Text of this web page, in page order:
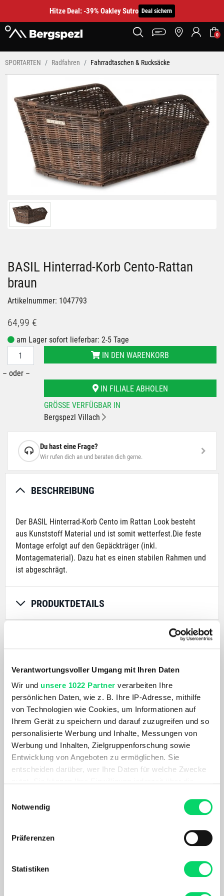
Verantwortungsvoller Umgang mit Ihren Daten
Wir und unsere 1022 Partner verarbeiten Ihre
persönlichen Daten, wie z. B. Ihre IP-Adresse, mithilfe
von Technologien wie Cookies, um Informationen auf
Ihrem Gerät zu speichern und darauf zuzugreifen und so
personalisierte Werbung und Inhalte, Messungen von
Werbung und Inhalten, Zielgruppenforschung sowie
Entwicklung von Angeboten zu ermöglichen. Sie
entscheiden darüber, wer Ihre Daten für welche Zwecke
Trigger Symbol ändern oder widerrufen
Informationen über Ihre geografische Lage
können
bestimmten Merkmalen (Fingerprinting) identifizieren
Notwendig
Präferenzen
Statistiken
Hitze Deal: -39% Oakley Sutro Deal sichern
0
SPORTARTEN Radfahren Fahrradtaschen & Rucksäcke
BASIL Hinterrad-Korb Cento-Rattan
braun
Artikelnummer: 1047793
64,99 €
am Lager sofort lieferbar: 2-5 Tage
IN DEN WARENKORB
– oder –
IN FILIALE ABHOLEN
GRÖSSE VERFÜGBAR IN
Bergspezl Villach
Du hast eine Frage?
Wir rufen dich an und beraten dich gerne.
BESCHREIBUNG
Der BASIL Hinterrad-Korb Cento im Rattan Look besteht
aus Kunststoff Material und ist somit wetterfest.Die feste
Montage erfolgt auf den Gepäckträger (inkl.
Montagematerial). Dazu hat es einen stabilen Rahmen und
ist abgeschrägt.
PRODUKTDETAILS
ORTLIEB
Back-Roller QL2.1 Packtaschenset
ORTLIEB
Seat-Pack Satteltasche